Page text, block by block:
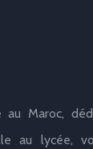
Maroc,
au lycée,